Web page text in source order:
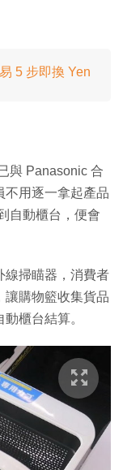
5 步即換 Yen
與 Panasonic 合
不用逐一拿起產品
自動櫃台，便會
線掃瞄器，消費者
讓購物籃收集貨品
櫃台結算。